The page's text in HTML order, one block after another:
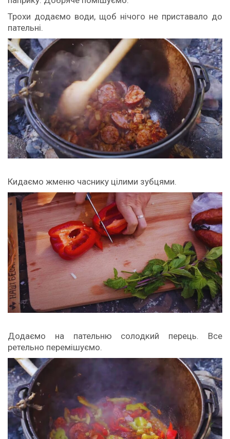
Трохи додаємо води, щоб нічого не приставало до
пательні.
Кидаємо жменю часнику цілими зубцями.
Додаємо на пательню солодкий перець. Все
ретельно перемішуємо.